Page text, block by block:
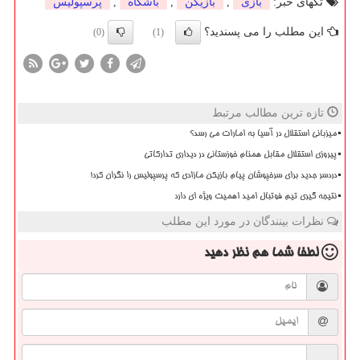
این مطلب را می پسندید؟ (1)
(0)
تازه ترین مطالب مرتبط
میزبانی استقلال در آسیا به امارات می رسد؟
پیروزی استقلال مقابل همنام خوزستانی در دیداری تدارکاتی
دردسر جدید برای سرخپوشان پیام بازیکن مازادی که پرسپولیس را نگران کرد!
نتیجه گیری تیم فوتبال امید اهمیت ویژه ای دارد
نظرات بینندگان در مورد این مطلب
لطفا شما همنظر دهید